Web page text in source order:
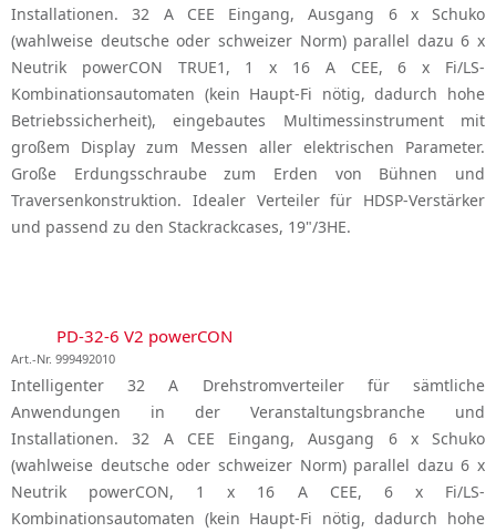
Installationen. 32 A CEE Eingang, Ausgang 6 x Schuko
(wahlweise deutsche oder schweizer Norm) parallel dazu 6 x
Neutrik powerCON TRUE1, 1 x 16 A CEE, 6 x Fi/LS-
Kombinationsautomaten (kein Haupt-Fi nötig, dadurch hohe
Betriebssicherheit), eingebautes Multimessinstrument mit
großem Display zum Messen aller elektrischen Parameter.
Große Erdungsschraube zum Erden von Bühnen und
Traversenkonstruktion. Idealer Verteiler für HDSP-Verstärker
und passend zu den Stackrackcases, 19"/3HE.
PD-32-6 V2 powerCON
Art.-Nr. 999492010
Intelligenter 32 A Drehstromverteiler für sämtliche
Anwendungen in der Veranstaltungsbranche und
Installationen. 32 A CEE Eingang, Ausgang 6 x Schuko
(wahlweise deutsche oder schweizer Norm) parallel dazu 6 x
Neutrik powerCON, 1 x 16 A CEE, 6 x Fi/LS-
Kombinationsautomaten (kein Haupt-Fi nötig, dadurch hohe